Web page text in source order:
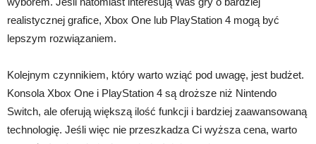
realistycznej grafice, Xbox One lub PlayStation 4 mogą być
lepszym rozwiązaniem.
Kolejnym czynnikiem, który warto wziąć pod uwagę, jest budżet.
Konsola Xbox One i PlayStation 4 są droższe niż Nintendo
Switch, ale oferują większą ilość funkcji i bardziej zaawansowaną
technologię. Jeśli więc nie przeszkadza Ci wyższa cena, warto